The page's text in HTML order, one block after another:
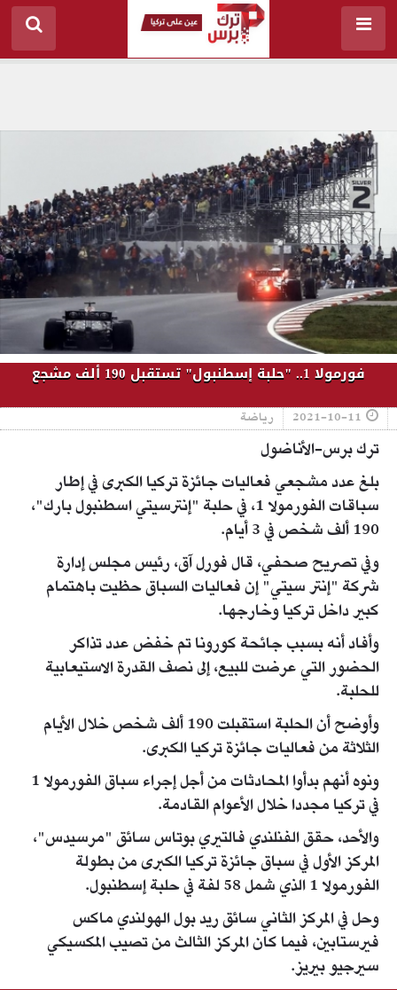
فورمولا 1.. "حلبة إسطنبول" تستقبل 190 ألف مشجع
2021-10-11 رياضة
ترك برس-الأناضول
بلغ عدد مشجعي فعاليات جائزة تركيا الكبرى في إطار
سباقات الفورمولا 1، في حلبة "إنترسيتي اسطنبول بارك"،
190 ألف شخص في 3 أيام.
وفي تصريح صحفي، قال فورل آق، رئيس مجلس إدارة
شركة "إنتر سيتي" إن فعاليات السباق حظيت باهتمام
كبير داخل تركيا وخارجها.
وأفاد أنه بسبب جائحة كورونا تم خفض عدد تذاكر
الحضور التي عرضت للبيع، إلى نصف القدرة الاستيعابية
للحلبة.
وأوضح أن الحلبة استقبلت 190 ألف شخص خلال الأيام
الثلاثة من فعاليات جائزة تركيا الكبرى.
ونوه أنهم بدأوا المحادثات من أجل إجراء سباق الفورمولا 1
في تركيا مجددا خلال الأعوام القادمة.
والأحد، حقق الفنلندي فالتيري بوتاس سائق "مرسيدس"،
المركز الأول في سباق جائزة تركيا الكبرى من بطولة
الفورمولا 1 الذي شمل 58 لفة في حلبة إسطنبول.
وحل في المركز الثاني سائق ريد بول الهولندي ماكس
فيرستابين، فيما كان المركز الثالث من تصيب المكسيكي
سيرجيو بيريز.